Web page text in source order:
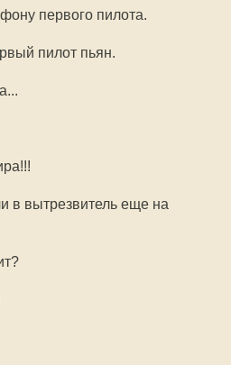
первого пилота.
пилот пьян.
в вытрезвитель еще на